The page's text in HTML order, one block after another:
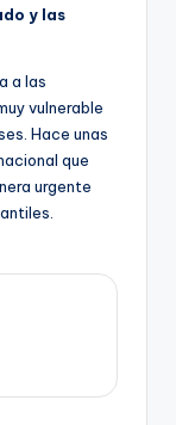
y las
a las
vulnerable
Hace unas
que
urgente